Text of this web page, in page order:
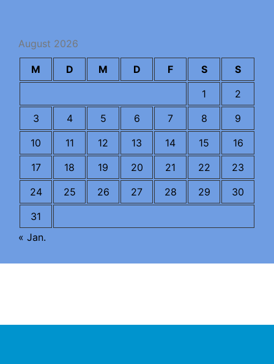
August 2026
M D M D F S
S
1
2
3
4 5 6 7 8
9
10
11 12 13 14 15
16
17
18 19 20 21 22
23
24
25 26 27 28 29
30
31
« Jan.